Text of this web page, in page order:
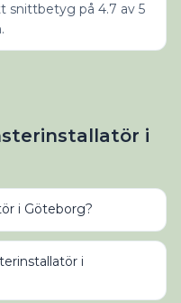
snittbetyg på 4.7 av 5
i
i Göteborg?
i